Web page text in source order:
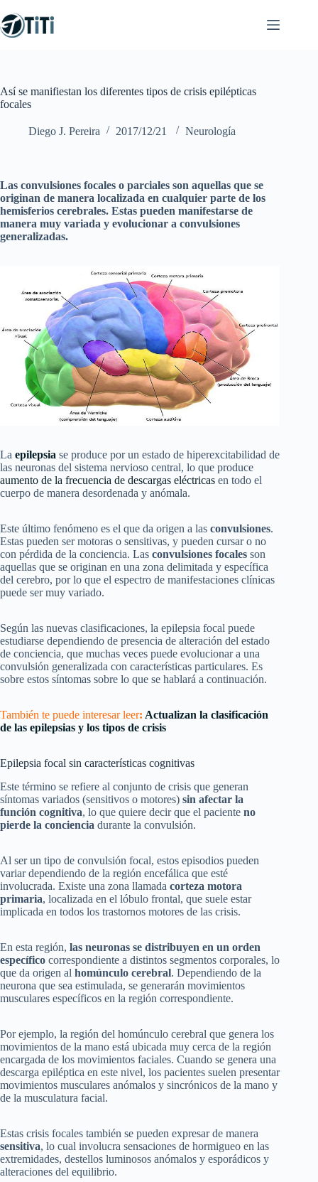
al
contenido
Así se manifiestan los diferentes tipos de crisis epilépticas
focales
Diego J. Pereira 2017/12/21 Neurología
Las convulsiones focales o parciales son aquellas que se
originan de manera localizada en cualquier parte de los
hemisferios cerebrales. Estas pueden manifestarse de
manera muy variada y evolucionar a convulsiones
generalizadas.
La epilepsia se produce por un estado de hiperexcitabilidad de
las neuronas del sistema nervioso central, lo que produce
aumento de la frecuencia de descargas eléctricas en todo el
cuerpo de manera desordenada y anómala.
Este último fenómeno es el que da origen a las convulsiones.
Estas pueden ser motoras o sensitivas, y pueden cursar o no
con pérdida de la conciencia. Las convulsiones focales son
aquellas que se originan en una zona delimitada y específica
del cerebro, por lo que el espectro de manifestaciones clínicas
puede ser muy variado.
Según las nuevas clasificaciones, la epilepsia focal puede
estudiarse dependiendo de presencia de alteración del estado
de conciencia, que muchas veces puede evolucionar a una
convulsión generalizada con características particulares. Es
sobre estos síntomas sobre lo que se hablará a continuación.
También te puede interesar leer: Actualizan la clasificación
de las epilepsias y los tipos de crisis
Epilepsia focal sin características cognitivas
Este término se refiere al conjunto de crisis que generan
síntomas variados (sensitivos o motores) sin afectar la
función cognitiva, lo que quiere decir que el paciente no
pierde la conciencia durante la convulsión.
Al ser un tipo de convulsión focal, estos episodios pueden
variar dependiendo de la región encefálica que esté
involucrada. Existe una zona llamada corteza motora
primaria, localizada en el lóbulo frontal, que suele estar
implicada en todos los trastornos motores de las crisis.
En esta región, las neuronas se distribuyen en un orden
específico correspondiente a distintos segmentos corporales, lo
que da origen al homúnculo cerebral. Dependiendo de la
neurona que sea estimulada, se generarán movimientos
musculares específicos en la región correspondiente.
Por ejemplo, la región del homúnculo cerebral que genera los
movimientos de la mano está ubicada muy cerca de la región
encargada de los movimientos faciales. Cuando se genera una
descarga epiléptica en este nivel, los pacientes suelen presentar
movimientos musculares anómalos y sincrónicos de la mano y
de la musculatura facial.
Estas crisis focales también se pueden expresar de manera
sensitiva, lo cual involucra sensaciones de hormigueo en las
extremidades, destellos luminosos anómalos y esporádicos y
alteraciones del equilibrio.